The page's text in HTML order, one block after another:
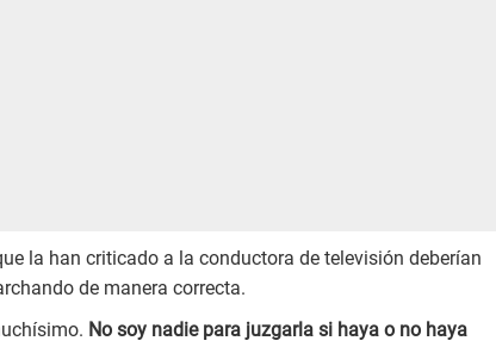
la han criticado a la conductora de televisión deberían
de manera correcta.
No soy nadie para juzgarla si haya o no haya